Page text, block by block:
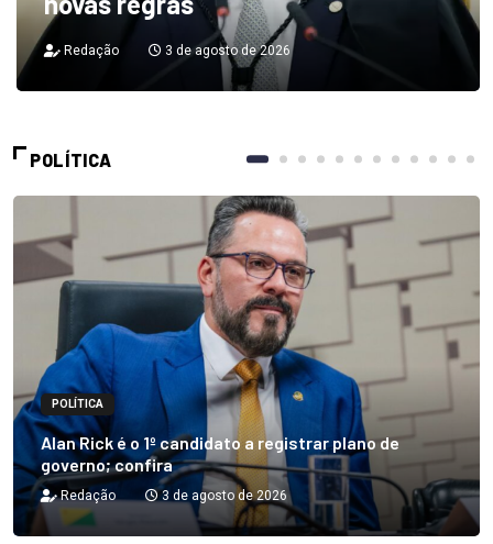
Redação 3 de agosto de 2026
POLÍTICA
POLÍTICA
Alan Rick é o 1º candidato a registrar plano de
governo; confira
Redação 3 de agosto de 2026